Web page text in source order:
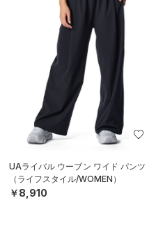
UAライバル ウーブン ワイド パンツ
（ライフスタイル/WOMEN）
￥8,910